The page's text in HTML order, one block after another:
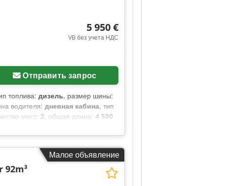
5 950 €
VB без учета НДС
Отправить запрос
топлива: дизель, размер шины:
водителя: дневная кабина, тип
мест: 2, общая длина: 4 500
контроль, прицепное
зеркало,
Малое объявление
92m³